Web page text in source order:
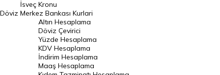
Norveç Kronu Kuru
İsveç Kronu Kuru
Japon Yeni Kuru
Serbest Piyasa Döviz Kurları
Döviz
İsveç Kronu
Merkez Bankası Kurlari
Altın Hesaplama
Döviz Çevirici
Yüzde Hesaplama
KDV Hesaplama
İndirim Hesaplama
Maaş Hesaplama